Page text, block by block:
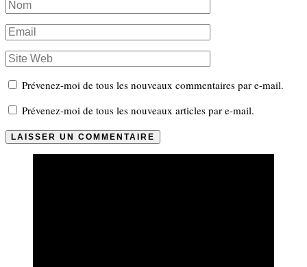
Prévenez-moi de tous les nouveaux commentaires par e-mail.
Prévenez-moi de tous les nouveaux articles par e-mail.